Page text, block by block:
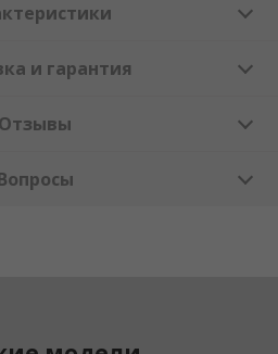
и гарантия
Отзывы